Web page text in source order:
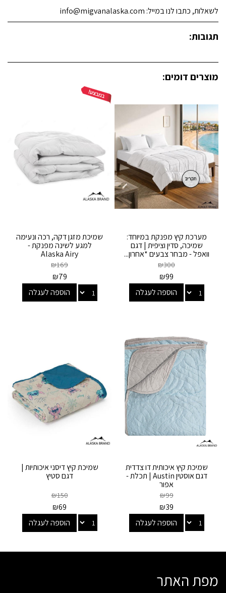
לשאלות, כתבו לנו במייל: info@migvanalaska.com
תגובות:
מוצרים דומים:
מערכת קיץ מפנקת במיוחד:
שמיכה, סדין וציפית | דגם
וואפל - מבחר צבעים *אחרון...
₪300
₪99
הוספה לעגלה
שמיכת מזגן דקה, רכה ונעימה
למגע לשינה מפנקת -
Alaska Airy
₪169
₪79
הוספה לעגלה
שמיכת קיץ איכותית דו צדדית
דגם אוסטין Austin | תכלת -
אפור
₪99
₪39
הוספה לעגלה
שמיכת קיץ דיסני איכותיות |
דגם סטיץ
₪150
₪69
הוספה לעגלה
מפת האתר